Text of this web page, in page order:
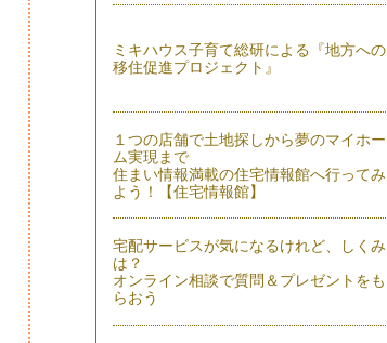
ミキハウス子育て総研による『地方への
移住促進プロジェクト』
１つの店舗で土地探しから夢のマイホー
ム実現まで
住まい情報満載の住宅情報館へ行ってみ
よう！【住宅情報館】
宅配サービスが気になるけれど、しくみ
は？
オンライン相談で質問＆プレゼントをも
らおう